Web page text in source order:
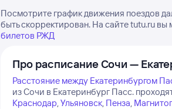
Посмотрите график движения поездов
быть скорректирован. На сайте tutu.ru вы
билетов РЖД
Про расписание Сочи —
Расстояние между Екатеринбургом
из Сочи в Екатеринбург Пасс.
Краснодар,Ульяновск, Пенза,